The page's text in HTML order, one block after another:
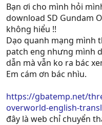
Bạn ơi cho mình hỏi
download SD Gundam
không hiểu !!
Dạo quanh mạng mình
patch eng nhưng mình
dẫn mà vẫn ko ra bác
Em cám ơn bác nhìu.
https://gbatemp.net/
overworld-english-
đây là web chỉ chuyển